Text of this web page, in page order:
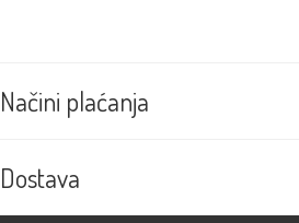
Načini plaćanja
Dostava